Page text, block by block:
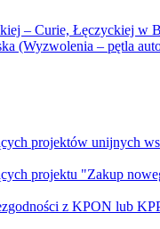
– Curie, Łęczyckiej w
(Wyzwolenia – pętla
projektów unijnych
projektu "Zakup
z KPON lub